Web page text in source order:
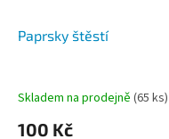
Paprsky štěstí
Skladem na prodejně (65 ks)
100 Kč